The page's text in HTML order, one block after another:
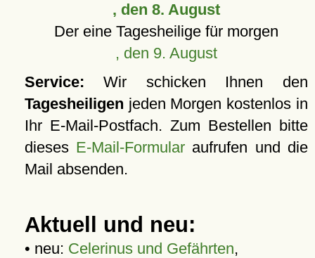
, den 8. August
Der eine Tagesheilige für morgen
, den 9. August
Service: Wir schicken Ihnen den
Tagesheiligen jeden Morgen kostenlos in
Ihr E-Mail-Postfach. Zum Bestellen bitte
dieses E-Mail-Formular aufrufen und die
Mail absenden.
Aktuell und neu:
• neu: Celerinus und Gefährten,